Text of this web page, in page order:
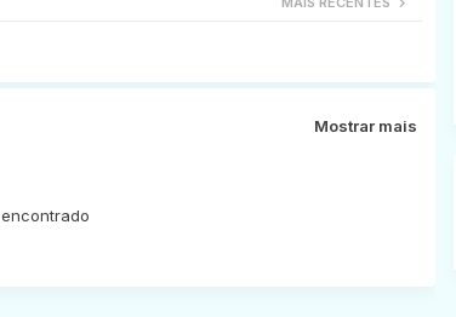
Mostrar mais